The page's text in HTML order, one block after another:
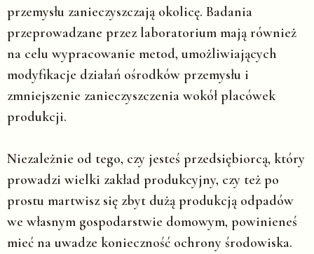
przemysłu zanieczyszczają okolicę. Badania
przeprowadzane przez laboratorium mają również
na celu wypracowanie metod, umożliwiających
modyfikacje działań ośrodków przemysłu i
zmniejszenie zanieczyszczenia wokół placówek
produkcji.
Niezależnie od tego, czy jesteś przedsiębiorcą, który
prowadzi wielki zakład produkcyjny, czy też po
prostu martwisz się zbyt dużą produkcją odpadów
we własnym gospodarstwie domowym, powinieneś
mieć na uwadze konieczność ochrony środowiska.